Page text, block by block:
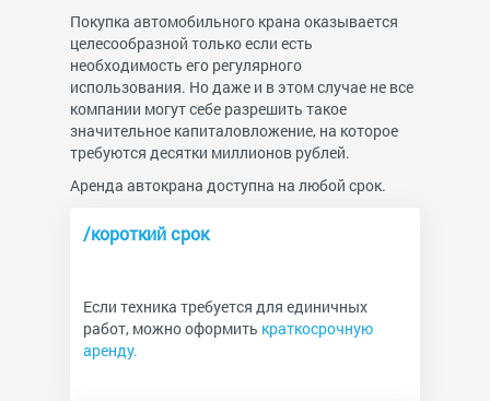
Покупка автомобильного крана оказывается
целесообразной только если есть
необходимость его регулярного
использования. Но даже и в этом случае не все
компании могут себе разрешить такое
значительное капиталовложение, на которое
требуются десятки миллионов рублей.
Аренда автокрана доступна на любой срок.
/короткий срок
Если техника требуется для единичных
работ, можно оформить краткосрочную
аренду.